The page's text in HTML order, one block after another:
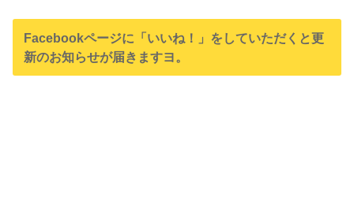
Facebookページに「いいね！」をしていただくと更
新のお知らせが届きますヨ。